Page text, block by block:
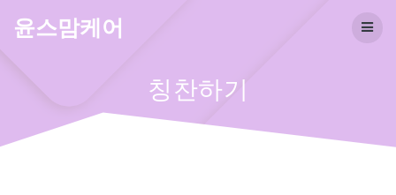
윤스맘케어
칭찬하기